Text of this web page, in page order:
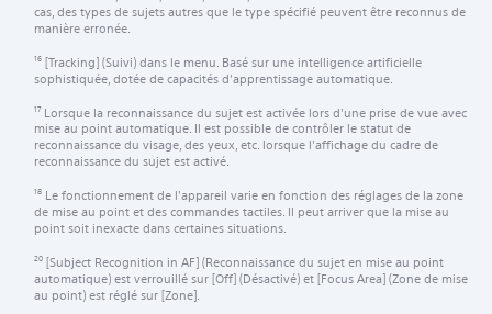
cas, des types de sujets autres que le type spécifié peuvent être reconnus de
manière erronée.
16 [Tracking] (Suivi) dans le menu. Basé sur une intelligence artificielle
sophistiquée, dotée de capacités d'apprentissage automatique.
17Lorsque la reconnaissance du sujet est activée lors d'une prise de vue avec
mise au point automatique. Il est possible de contrôler le statut de
reconnaissance du visage, des yeux, etc. lorsque l'affichage du cadre de
reconnaissance du sujet est activé.
18 Le fonctionnement de l'appareil varie en fonction des réglages de la zone
de mise au point et des commandes tactiles. Il peut arriver que la mise au
point soit inexacte dans certaines situations.
20 [Subject Recognition in AF] (Reconnaissance du sujet en mise au point
automatique) est verrouillé sur [Off] (Désactivé) et [Focus Area] (Zone de mise
au point) est réglé sur [Zone].